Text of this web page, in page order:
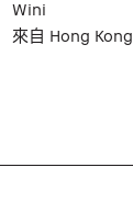
Wini
來自 Hong Kong